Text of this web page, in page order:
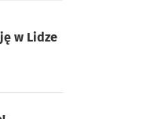
w Lidze